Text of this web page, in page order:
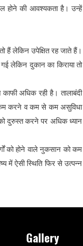
होने की आवश्यकता है। उन्हें
हैं लेकिन उपेक्षित रह जाते हैं।
लेकिन दुकान का किराया तो
अधिक रही है। तालाबंदी
कम करने व कम से कम असुविधा
दुरुस्त करने पर अधिक ध्यान
को होने वाले नुकसान को कम
में ऐसी स्थिति फिर से उत्पन्न
Gallery